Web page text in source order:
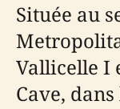
Située au
Vallicelle I
Cave,